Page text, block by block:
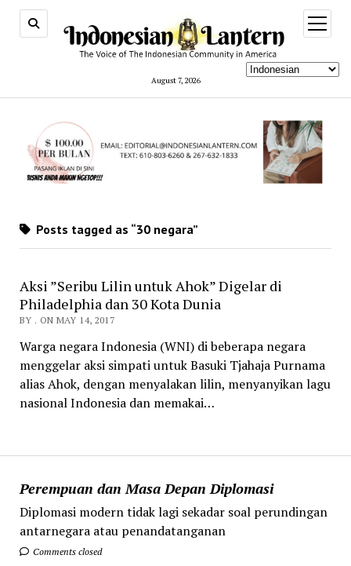
August 7, 2026
open
menu
Perempuan dan Masa Depan Diplomasi
Diplomasi modern tidak lagi sekadar soal perundingan
antarnegara atau penandatanganan
Comments closed
Posts tagged as “30 negara”
Aksi ”Seribu Lilin untuk Ahok” Digelar di
Philadelphia dan 30 Kota Dunia
BY . ON MAY 14, 2017
Warga negara Indonesia (WNI) di beberapa negara
menggelar aksi simpati untuk Basuki Tjahaja Purnama
alias Ahok, dengan menyalakan lilin, menyanyikan lagu
nasional Indonesia dan memakai…